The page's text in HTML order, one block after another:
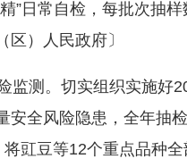
”日常自检，每批次抽
区）人民政府〕
测。切实组织实施好
安全风险隐患，全年抽
将豇豆等12个重点品种